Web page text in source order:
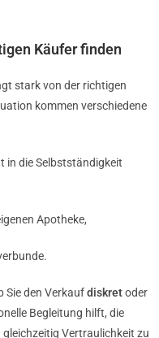
Käufer finden
stark von der richtigen
kommen verschiedene
in die Selbstständigkeit
Apotheke,
Sie den Verkaufdiskretoder
Begleitung hilft, die
Vertraulichkeit zu